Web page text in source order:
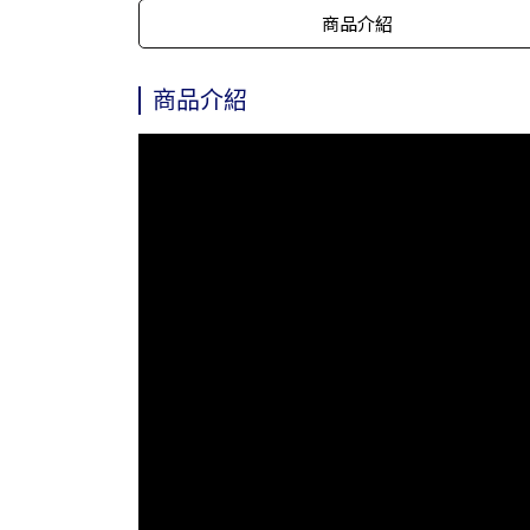
商品介紹
商品介紹